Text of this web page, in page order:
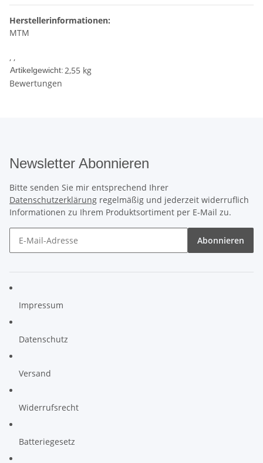
Herstellerinformationen:
MTM
, ,
Artikelgewicht:2,55 kg
Bewertungen
Newsletter Abonnieren
Bitte senden Sie mir entsprechend Ihrer
Datenschutzerklärung regelmäßig und jederzeit widerruflich
Informationen zu Ihrem Produktsortiment per E-Mail zu.
Abonnieren
Impressum
Datenschutz
Versand
Widerrufsrecht
Batteriegesetz